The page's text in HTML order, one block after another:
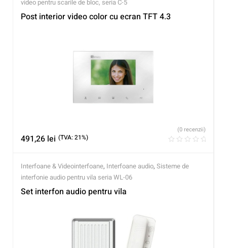
video pentru scarile de bloc, seria C-5
Post interior video color cu ecran TFT 4.3
491,26 lei (TVA: 21%)
(0 recenzii)
Interfoane & Videointerfoane, Interfoane audio, Sisteme de
interfonie audio pentru vila seria WL-06
Set interfon audio pentru vila